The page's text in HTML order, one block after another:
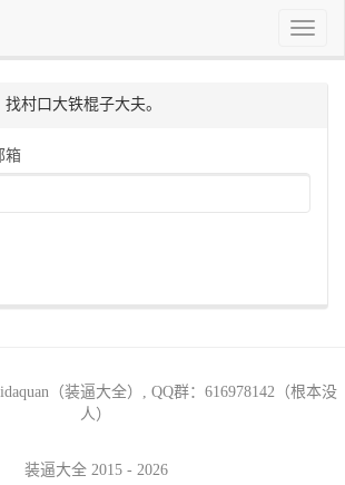
Toggle
村口大铁棍子大夫。
箱
（装逼大全）, QQ群：616978142（根本没
人）
装逼大全 2015 - 2026